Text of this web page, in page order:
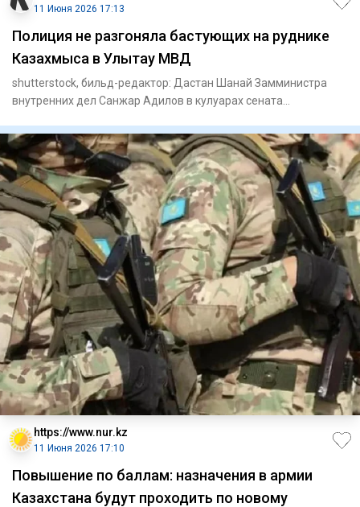
11 Июня 2026 17:13
Полиция не разгоняла бастующих на руднике
Казахмыса в Улытау МВД
shutterstock, бильд-редактор: Дастан Шанай Замминистра
внутренних дел Санжар Адилов в кулуарах сената
https://www.nur.kz
11 Июня 2026 17:10
Повышение по баллам: назначения в армии
Казахстана будут проходить по новому